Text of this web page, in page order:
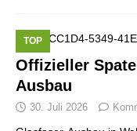
Offizieller
Ausbau
TOP
30. Juli 2026